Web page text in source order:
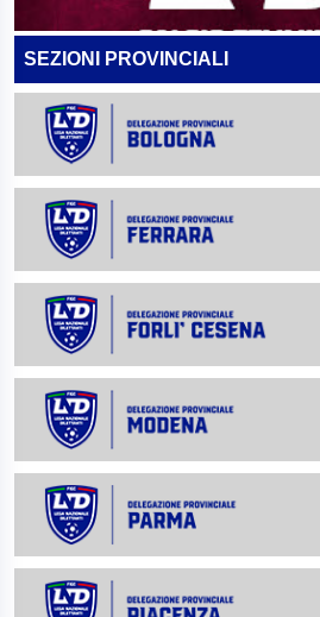
SEZIONI PROVINCIALI